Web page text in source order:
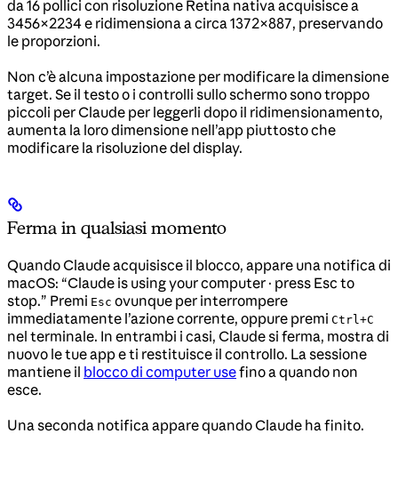
da 16 pollici con risoluzione Retina nativa acquisisce a
3456×2234 e ridimensiona a circa 1372×887, preservando
le proporzioni.
Non c’è alcuna impostazione per modificare la dimensione
target. Se il testo o i controlli sullo schermo sono troppo
piccoli per Claude per leggerli dopo il ridimensionamento,
aumenta la loro dimensione nell’app piuttosto che
modificare la risoluzione del display.
Ferma in qualsiasi momento
Quando Claude acquisisce il blocco, appare una notifica di
macOS: “Claude is using your computer · press Esc to
stop.” Premi Esc ovunque per interrompere
immediatamente l’azione corrente, oppure premi Ctrl+C
nel terminale. In entrambi i casi, Claude si ferma, mostra di
nuovo le tue app e ti restituisce il controllo. La sessione
mantiene il blocco di computer usefino a quando non
esce.
Una seconda notifica appare quando Claude ha finito.